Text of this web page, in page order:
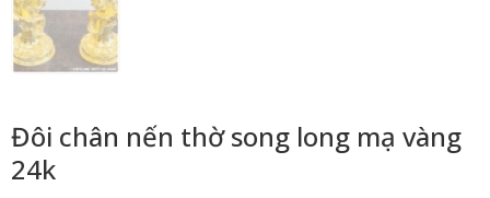
Đôi chân nến thờ song long mạ vàng
24k